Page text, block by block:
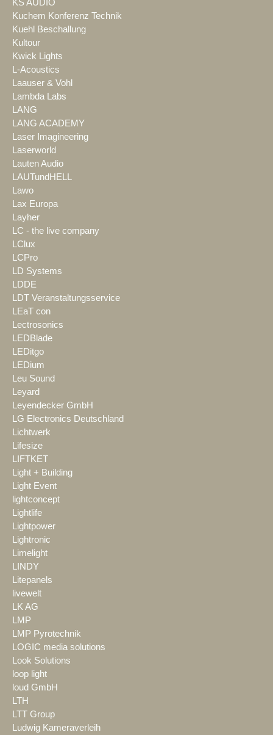
KS AUDIO
Kuchem Konferenz Technik
Kuehl Beschallung
Kultour
Kwick Lights
L-Acoustics
Laauser & Vohl
Lambda Labs
LANG
LANG ACADEMY
Laser Imagineering
Laserworld
Lauten Audio
LAUTundHELL
Lawo
Lax Europa
Layher
LC - the live company
LClux
LCPro
LD Systems
LDDE
LDT Veranstaltungsservice
LEaT con
Lectrosonics
LEDBlade
LEDitgo
LEDium
Leu Sound
Leyard
Leyendecker GmbH
LG Electronics Deutschland
Lichtwerk
Lifesize
LIFTKET
Light + Building
Light Event
lightconcept
Lightlife
Lightpower
Lightronic
Limelight
LINDY
Litepanels
livewelt
LK AG
LMP
LMP Pyrotechnik
LOGIC media solutions
Look Solutions
loop light
loud GmbH
LTH
LTT Group
Ludwig Kameraverleih